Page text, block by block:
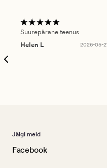
Suurepärane teenus
Helen L
2026-05-
Jälgi meid
Facebook